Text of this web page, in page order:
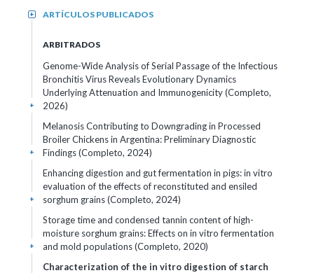
ARTÍCULOS PUBLICADOS
+
ARBITRADOS
Genome-Wide Analysis of Serial Passage of the Infectious
Bronchitis Virus Reveals Evolutionary Dynamics
Underlying Attenuation and Immunogenicity (Completo,
2026)
+
Melanosis Contributing to Downgrading in Processed
Broiler Chickens in Argentina: Preliminary Diagnostic
Findings (Completo, 2024)
+
Enhancing digestion and gut fermentation in pigs: in vitro
evaluation of the effects of reconstituted and ensiled
sorghum grains (Completo, 2024)
+
Storage time and condensed tannin content of high-
moisture sorghum grains: Effects on in vitro fermentation
and mold populations (Completo, 2020)
+
Characterization of the in vitro digestion of starch